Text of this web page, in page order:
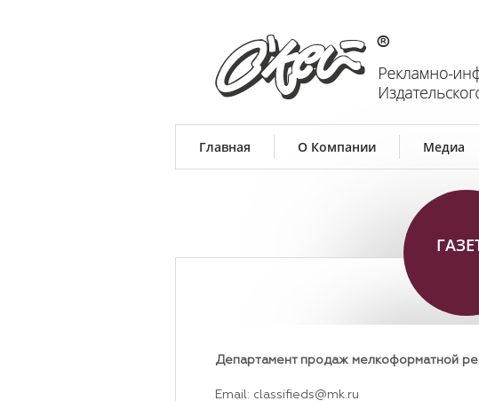
Главная О Компании Медиа
Департамент продаж мелкоформатной
Email: classifieds@mk.ru